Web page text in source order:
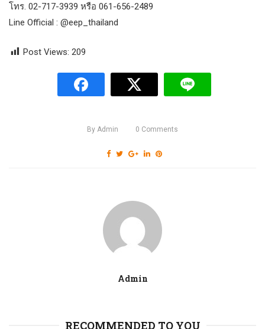
โทร. 02-717-3939 หรือ 061-656-2489
Line Official : @eep_thailand
Post Views: 209
By Admin 0 Comments
Admin
RECOMMENDED TO YOU